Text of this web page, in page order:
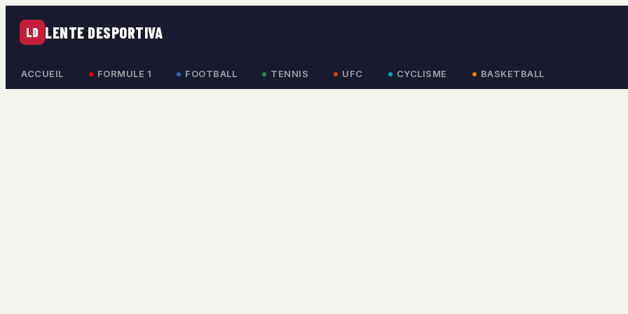
LD LENTE DESPORTIVA
ACCUEIL FORMULE 1 FOOTBALL TENNIS UFC CYCLISME BASKETBALL